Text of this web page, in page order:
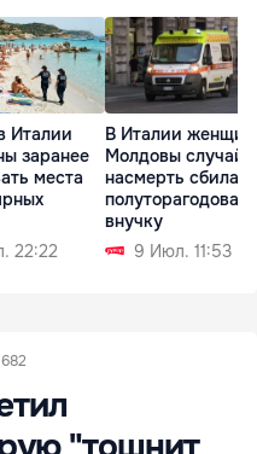
Италии
заранее
места
22:22
В Италии
Молдовы
насмерть сбила
внучку
9 Июл. 11:53